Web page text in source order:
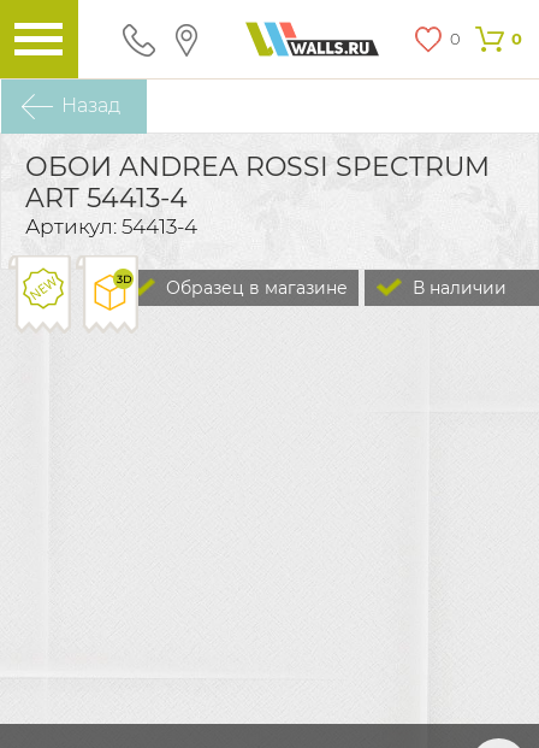
0 0
Назад
ОБОИ ANDREA ROSSI SPECTRUM
ART 54413-4
Артикул: 54413-4
В наличии
Образец в магазине